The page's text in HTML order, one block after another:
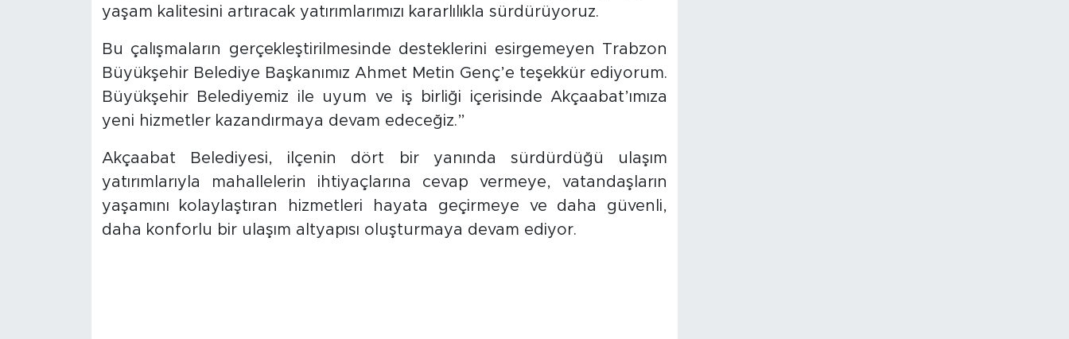
yaşam kalitesini artıracak yatırımlarımızı kararlılıkla sürdürüyoruz.
Bu çalışmaların gerçekleştirilmesinde desteklerini esirgemeyen Trabzon
Büyükşehir Belediye Başkanımız Ahmet Metin Genç’e teşekkür ediyorum.
Büyükşehir Belediyemiz ile uyum ve iş birliği içerisinde Akçaabat’ımıza
yeni hizmetler kazandırmaya devam edeceğiz.”
Akçaabat Belediyesi, ilçenin dört bir yanında sürdürdüğü ulaşım
yatırımlarıyla mahallelerin ihtiyaçlarına cevap vermeye, vatandaşların
yaşamını kolaylaştıran hizmetleri hayata geçirmeye ve daha güvenli,
daha konforlu bir ulaşım altyapısı oluşturmaya devam ediyor.